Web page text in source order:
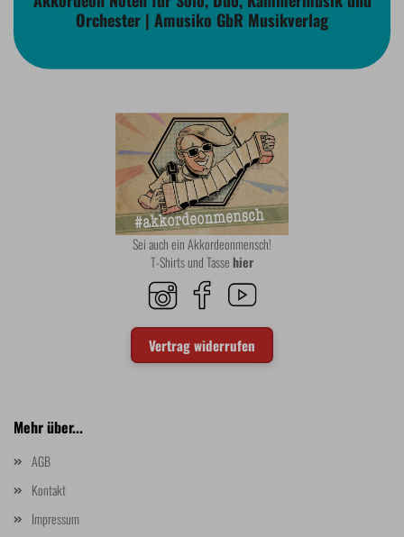
Orchester | Amusiko GbR Musikverlag
Sei auch ein Akkordeonmensch!
T-Shirts und Tassehier
Vertrag widerrufen
Mehr über...
AGB
Kontakt
Impressum